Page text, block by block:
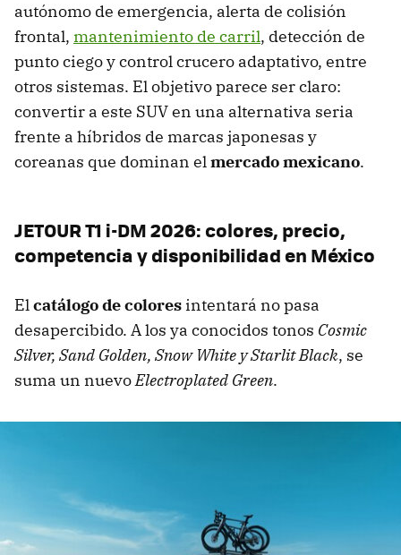
autónomo de emergencia, alerta de colisión
frontal, mantenimiento de carril, detección de
punto ciego y control crucero adaptativo, entre
otros sistemas. El objetivo parece ser claro:
convertir a este SUV en una alternativa seria
frente a híbridos de marcas japonesas y
coreanas que dominan elmercado mexicano.
JETOUR T1 i-DM 2026: colores, precio,
competencia y disponibilidad en México
Elcatálogo de colores intentará no pasa
desapercibido. A los ya conocidos tonos Cosmic
Silver, Sand Golden, Snow White y Starlit Black, se
suma un nuevoElectroplated Green.